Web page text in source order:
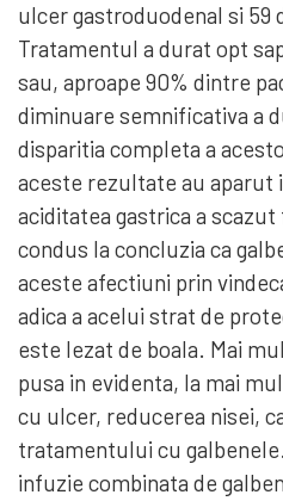
ulcer gastroduodenal si 59
Tratamentul a durat opt
sau, aproape 90% dintre
diminuare semnificativa a
disparitia completa a
aceste rezultate au aparut
aciditatea gastrica a
condus la concluzia ca
aceste afectiuni prin
adica a acelui strat de
este lezat de boala. Mai
pusa in evidenta, la mai
cu ulcer, reducerea nisei,
tratamentului cu
infuzie combinata de